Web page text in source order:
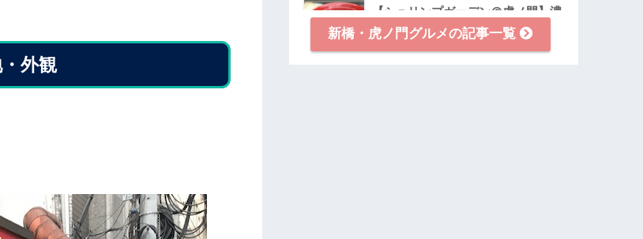
外観
【シュリンプガーデン＠虎ノ門】濃
厚ラーメン！海老坦々麺が美味い！
新橋・虎ノ門グルメの記事一覧